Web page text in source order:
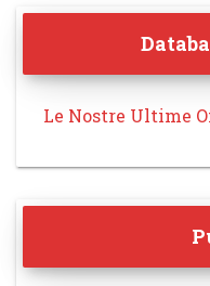
Le Nostre Ultime